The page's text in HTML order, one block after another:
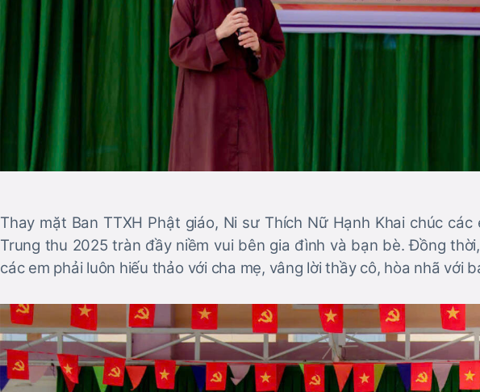
Thay mặt Ban TTXH Phật giáo, Ni sư Thích Nữ Hạnh Khai chúc các
Trung thu 2025 tràn đầy niềm vui bên gia đình và bạn bè. Đồng
các em phải luôn hiếu thảo với cha mẹ, vâng lời thầy cô, hòa nhã với